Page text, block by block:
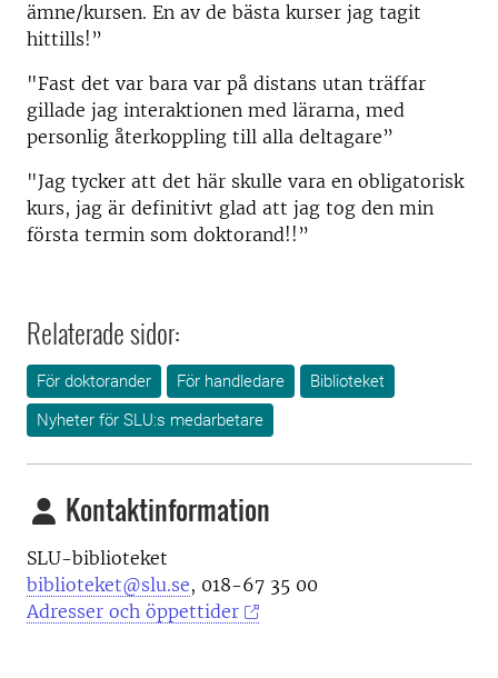
ämne/kursen. En av de bästa kurser jag tagit
hittills!”
"Fast det var bara var på distans utan träffar
gillade jag interaktionen med lärarna, med
personlig återkoppling till alla deltagare”
"Jag tycker att det här skulle vara en obligatorisk
kurs, jag är definitivt glad att jag tog den min
första termin som doktorand!!”
Relaterade sidor:
För doktorander För handledare
Biblioteket
Nyheter för SLU:s medarbetare
Kontaktinformation
SLU-biblioteket
biblioteket@slu.se, 018-67 35 00
Adresser och öppettider